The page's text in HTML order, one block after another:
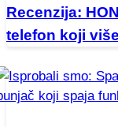
Recenzija:
telefon koji